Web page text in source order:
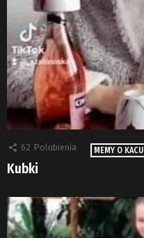
62 Polubienia MEMY O KACU
Kubki